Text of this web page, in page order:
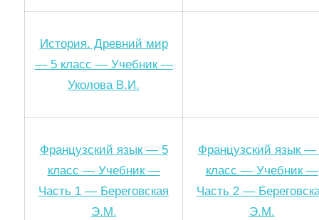
История. Древний мир
— 5 класс — Учебник —
Уколова В.И.
Французский язык — 5
класс — Учебник —
Часть 1 — Береговская
Э.М.
Французский язык —
класс — Учебник —
Часть 2 —
Э.М.